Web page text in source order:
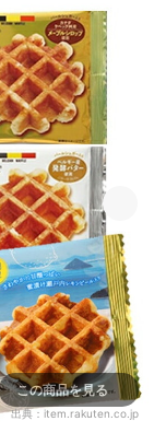
この商品を見る
出典： item.rakuten.co.jp